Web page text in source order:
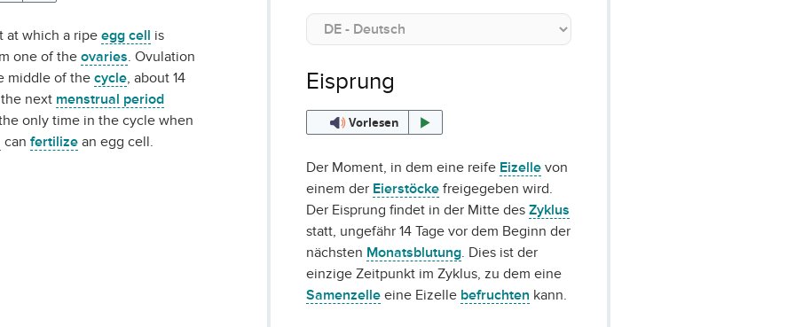
at which a ripe egg cell is
one of the ovaries. Ovulation
middle of the cycle, about 14
next menstrual period
only time in the cycle when
can fertilizean egg cell.
Eisprung
Vorlesen
Der Moment, in dem eine reife Eizelle von
einem der Eierstöcke freigegeben wird.
Der Eisprung findet in der Mitte desZyklus
statt, ungefähr 14 Tage vor dem Beginn der
nächsten Monatsblutung. Dies ist der
einzige Zeitpunkt im Zyklus, zu dem eine
Samenzelle eine Eizelle befruchten kann.